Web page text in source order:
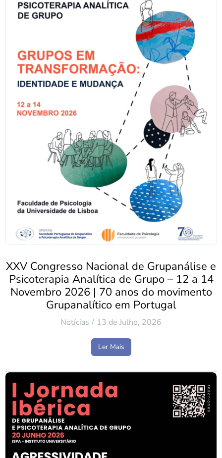
XXV Congresso Nacional de Grupanálise e
Psicoterapia Analítica de Grupo – 12 a 14
Novembro 2026 | 70 anos do movimento
Grupanalítico em Portugal
Notícias 13 de Julho, 2026
Ler Mais